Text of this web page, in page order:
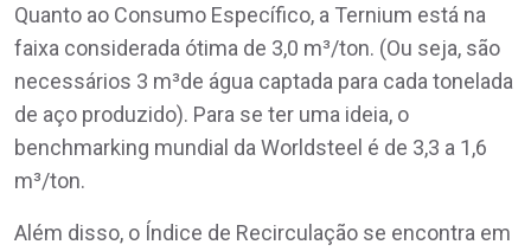
Quanto ao Consumo Específico, a Ternium está na
faixa considerada ótima de 3,0 m³/ton. (Ou seja, são
necessários 3 m³de água captada para cada tonelada
de aço produzido). Para se ter uma ideia, o
benchmarking mundial da Worldsteel é de 3,3 a 1,6
m³/ton.
Além disso, o Índice de Recirculação se encontra em